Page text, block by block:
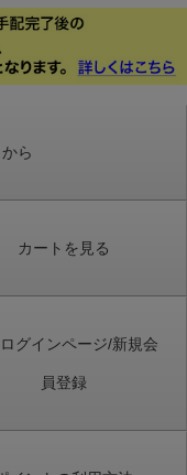
ら
カートを見る
グインページ/新規会
員登録